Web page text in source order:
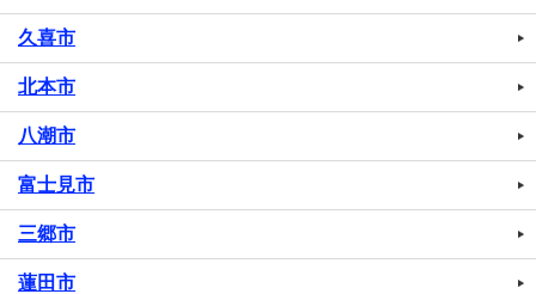
久喜市
北本市
八潮市
富士見市
三郷市
蓮田市